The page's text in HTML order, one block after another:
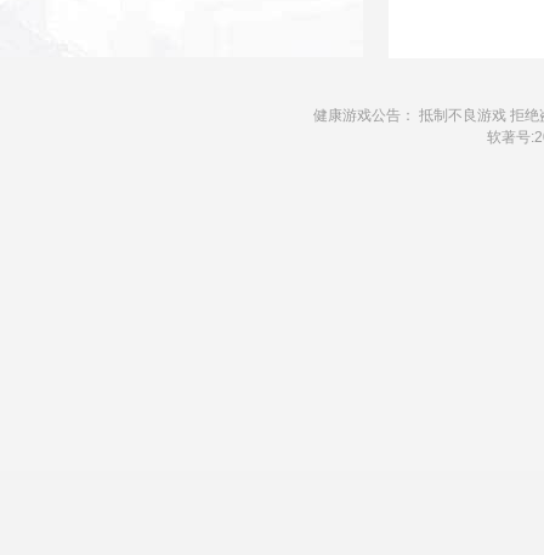
健康游戏公告： 抵制不良游戏 拒
软著号